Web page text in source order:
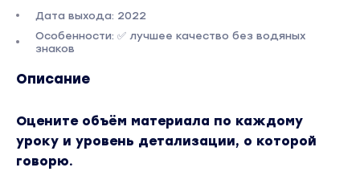
Дата выхода: 2022
Особенности: ✅ лучшее качество без водяных
знаков
Описание
Оцените объём материала по каждому
уроку и уровень детализации, о которой
говорю.